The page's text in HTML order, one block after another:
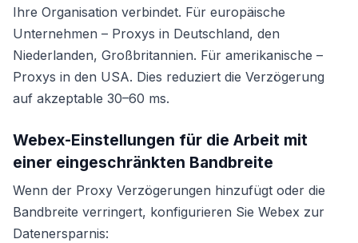
Ihre Organisation verbindet. Für europäische
Unternehmen – Proxys in Deutschland, den
Niederlanden, Großbritannien. Für amerikanische –
Proxys in den USA. Dies reduziert die Verzögerung
auf akzeptable 30–60 ms.
Webex-Einstellungen für die Arbeit mit
einer eingeschränkten Bandbreite
Wenn der Proxy Verzögerungen hinzufügt oder die
Bandbreite verringert, konfigurieren Sie Webex zur
Datenersparnis: